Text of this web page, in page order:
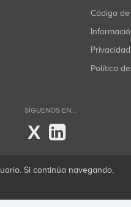
Código
Privacidad
Política
SÍGUENOS EN...
X
Si continúa navegando,